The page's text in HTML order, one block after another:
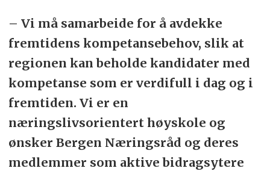
– Vi må samarbeide for å avdekke
fremtidens kompetansebehov, slik at
regionen kan beholde kandidater med
kompetanse som er verdifull i dag og i
fremtiden. Vi er en
næringslivsorientert høyskole og
ønsker Bergen Næringsråd og deres
medlemmer som aktive bidragsytere